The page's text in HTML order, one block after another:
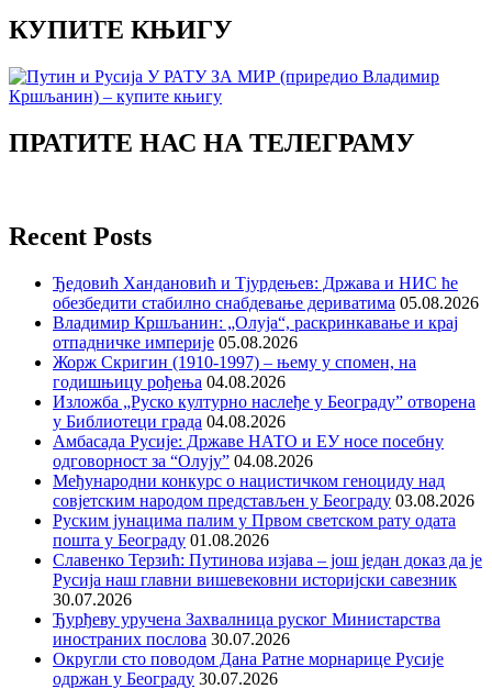
КУПИТЕ КЊИГУ
ПРАТИТЕ НАС НА ТЕЛЕГРАМУ
Recent Posts
Ђедовић Хандановић и Тјурдењев: Држава и НИС ће
обезбедити стабилно снабдевање дериватима 05.08.2026
Владимир Кршљанин: „Олуја“, раскринкавање и крај
отпадничке империје 05.08.2026
Жорж Скригин (1910-1997) – њему у спомен, на
годишњицу рођења 04.08.2026
Изложба „Руско културно наслеђе у Београду” отворена
у Библиотеци града 04.08.2026
Амбасада Русије: Државе НАТО и ЕУ носе посебну
одговорност за “Олују” 04.08.2026
Међународни конкурс о нацистичком геноциду над
совјетским народом представљен у Београду 03.08.2026
Руским јунацима палим у Првом светском рату одата
пошта у Београду 01.08.2026
Славенко Терзић: Путинова изјава – још један доказ да је
Русија наш главни вишевековни историјски савезник
30.07.2026
Ђурђеву уручена Захвалница руског Министарства
иностраних послова 30.07.2026
Округли сто поводом Дана Ратне морнарице Русије
одржан у Београду 30.07.2026